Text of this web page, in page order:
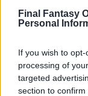
Final Fantasy
Personal
If you wish to
processing of
targeted
section to
Purtroppo